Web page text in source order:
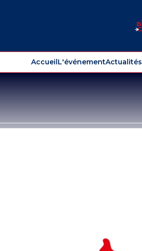
AccueilL'événementActualités